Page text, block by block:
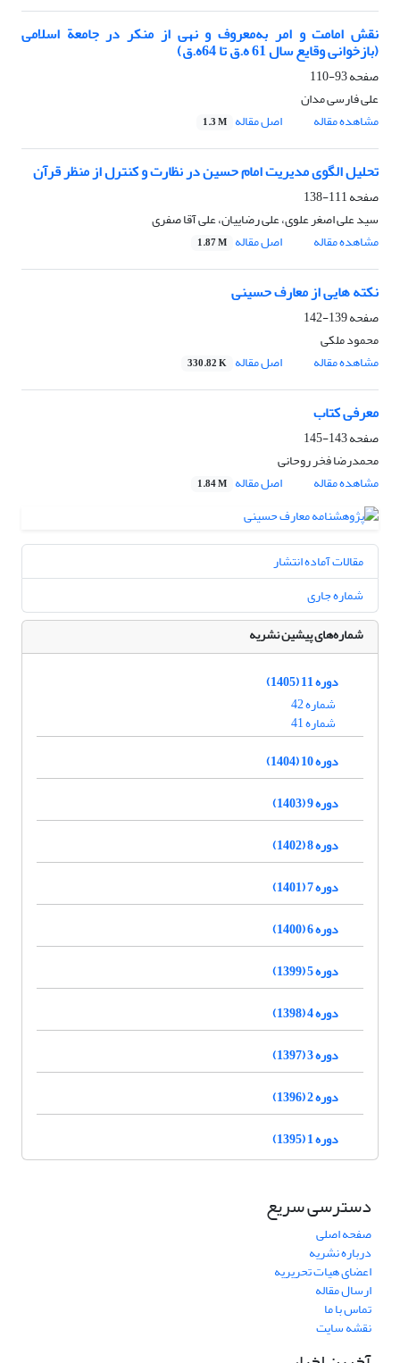
نقش امامت و امر به‌معروف و نهی از منکر در جامعة اسلامی
(بازخوانی وقایع سال 61 ه.ق تا 64ه.ق)
صفحه93-110
علی فارسی مدان
مشاهده مقاله
اصل مقاله 1.3 M
تحلیل الگوی مدیریت امام حسین در نظارت و کنترل از منظر قرآن
صفحه111-138
سید علی اصغر علوی، علی رضاییان، علی آقا صفری
مشاهده مقاله
اصل مقاله 1.87 M
نکته هایی از معارف حسینی
صفحه139-142
محمود ملکی
مشاهده مقاله
اصل مقاله 330.82 K
معرفی کتاب
صفحه143-145
محمدرضا فخر روحانی
مشاهده مقاله
اصل مقاله 1.84 M
مقالات آماده انتشار
شماره جاری
شماره‌های پیشین نشریه
دوره 11 (1405)
شماره 42
شماره 41
دوره 10 (1404)
دوره 9 (1403)
دوره 8 (1402)
دوره 7 (1401)
دوره 6 (1400)
دوره 5 (1399)
دوره 4 (1398)
دوره 3 (1397)
دوره 2 (1396)
دوره 1 (1395)
دسترسی سریع
صفحه اصلی
درباره نشریه
اعضای هیات تحریریه
ارسال مقاله
تماس با ما
نقشه سایت